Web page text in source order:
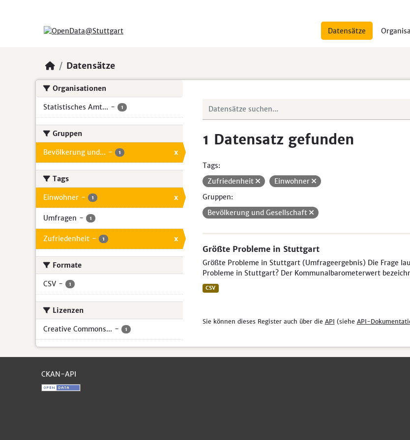
Datensätze
Datensätze
Organisationen
Statistisches Amt... - 1
Gruppen
Bevölkerung und... - 1 x
Tags
Einwohner - 1 x
Umfragen - 1
Zufriedenheit - 1 x
Formate
CSV - 1
Lizenzen
Creative Commons... - 1
1 Datensatz gefunden
Tags:
Zufriedenheit
Einwohner
Gruppen:
Bevölkerung und Gesellschaft
Größte Probleme in Stuttgart
Größte Probleme in Stuttgart (Umfrageergebnis) Die Frage
Probleme in Stuttgart? Der Kommunalbarometerwert
CSV
Sie können dieses Register auch über die API (siehe API-
CKAN-API